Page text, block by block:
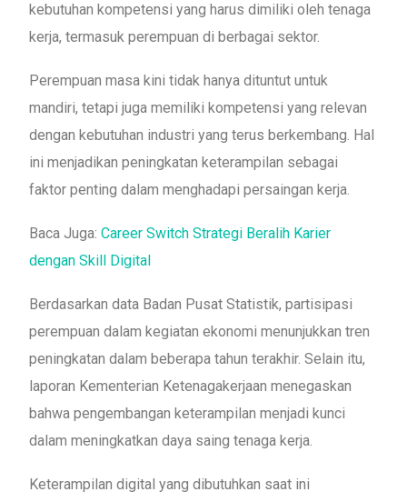
kebutuhan kompetensi yang harus dimiliki oleh tenaga
kerja, termasuk perempuan di berbagai sektor.
Perempuan masa kini tidak hanya dituntut untuk
mandiri, tetapi juga memiliki kompetensi yang relevan
dengan kebutuhan industri yang terus berkembang. Hal
ini menjadikan peningkatan keterampilan sebagai
faktor penting dalam menghadapi persaingan kerja.
Baca Juga:Career Switch Strategi Beralih Karier
dengan Skill Digital
Berdasarkan data Badan Pusat Statistik, partisipasi
perempuan dalam kegiatan ekonomi menunjukkan tren
peningkatan dalam beberapa tahun terakhir. Selain itu,
laporan Kementerian Ketenagakerjaan menegaskan
bahwa pengembangan keterampilan menjadi kunci
dalam meningkatkan daya saing tenaga kerja.
Keterampilan digital yang dibutuhkan saat ini